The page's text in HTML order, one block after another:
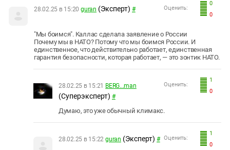
0
0
Оценить:
28.02.25 в 15:20 guran (Эксперт) #
"Мы боимся". Каллас сделала заявление о России
Почему мы в НАТО? Потому что мы боимся России. И
единственное, что действительно работает, единственная
гарантия безопасности, которая работает, — это зонтик НАТО.
1
0
Оценить:
28.02.25 в 15:21 BERG...man
(Суперэксперт) #
Думаю, это уже обычный климакс.
1
0
Оценить:
28.02.25 в 15:22 guran (Эксперт) #